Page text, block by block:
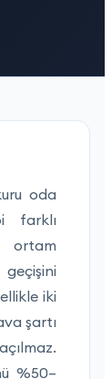
oda
farklı
ortam
iki
şartı
%50–